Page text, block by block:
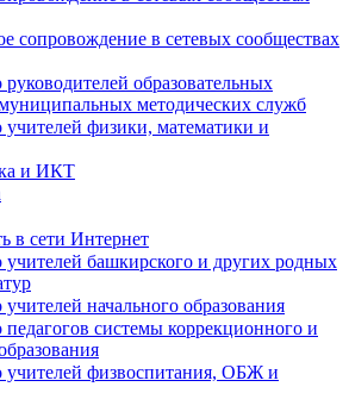
в сетевых сообществах
образовательных
методических служб
физики, математики и
и ИКТ
в сети Интернет
башкирского и других родных
начального образования
системы коррекционного и
физвоспитания, ОБЖ и